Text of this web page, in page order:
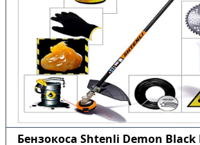
Бензокоса Shtenli Demon Black